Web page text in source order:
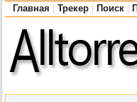
Главная Трекер Поиск